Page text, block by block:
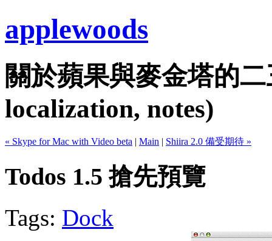
applewoods
關於蘋果與麥金塔的
localization, notes)
« Skype for Mac with Video beta | Main | Shiira 2.0 備受期待 »
Todos 1.5 搶先預覽
Tags: Dock